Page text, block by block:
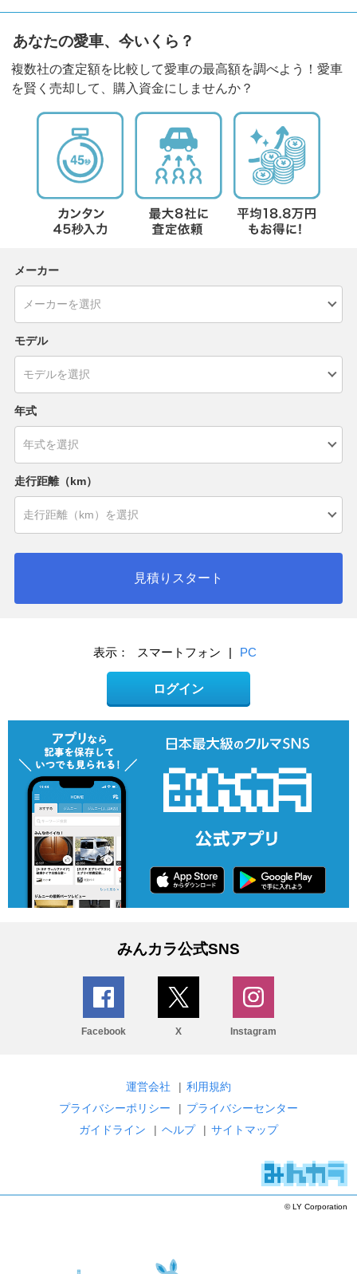
あなたの愛車、今いくら？
複数社の査定額を比較して愛車の最高額を調べよう！愛車
を賢く売却して、購入資金にしませんか？
メーカー
モデル
年式
走行距離（km）
見積りスタート
表示： スマートフォン | PC
ログイン
みんカラ公式SNS
Facebook X Instagram
運営会社 | 利用規約
プライバシーポリシー
| プライバシーセンター
ガイドライン
| ヘルプ | サイトマップ
© LY Corporation